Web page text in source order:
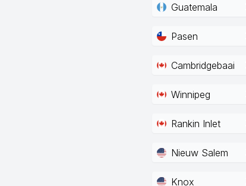
Guatemala
Pasen
Cambridgebaai
Winnipeg
Rankin Inlet
Nieuw Salem
Knox